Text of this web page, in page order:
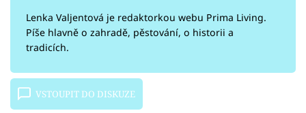
Lenka Valjentová je redaktorkou webu Prima Living.
Píše hlavně o zahradě, pěstování, o historii a
tradicích.
VSTOUPIT DO DISKUZE